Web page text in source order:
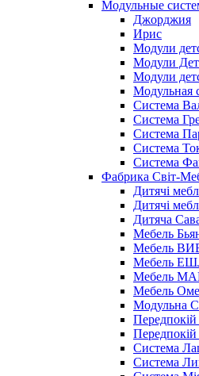
Модульные
Джорджия
Ирис
Модули
Модули
Модули
Модульная
Система
Система
Система
Система
Система
Фабрика Світ-
Дитячі
Дитячі
Дитяча
Мебель
Мебель
Мебель
Мебель
Мебель
Модульна
Система
Система